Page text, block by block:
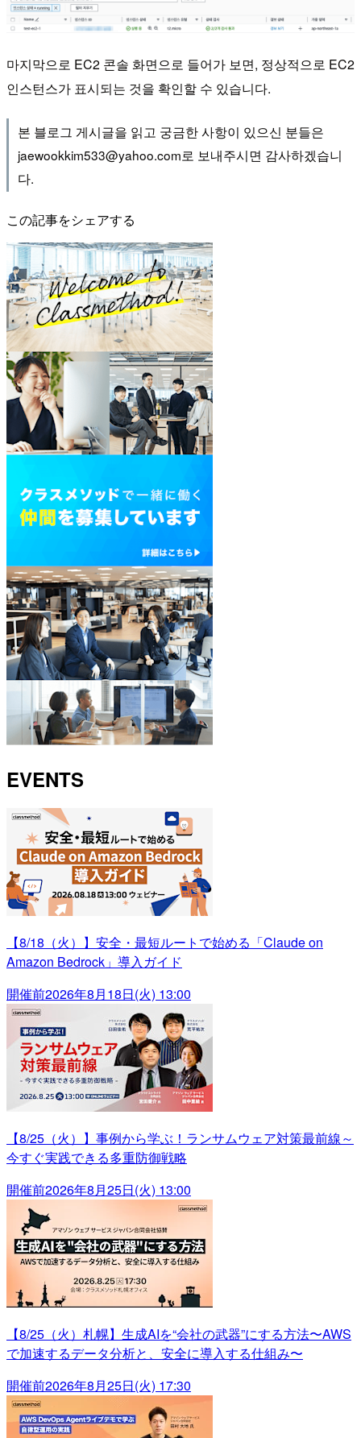
마지막으로 EC2 콘솔 화면으로 들어가 보면, 정상적으로 EC2
인스턴스가 표시되는 것을 확인할 수 있습니다.
본 블로그 게시글을 읽고 궁금한 사항이 있으신 분들은
jaewookkim533@yahoo.com로 보내주시면 감사하겠습니
다.
この記事をシェアする
EVENTS
【8/18（火）】安全・最短ルートで始める「Claude on
Amazon Bedrock」導入ガイド
開催前2026年8月18日(火) 13:00
【8/25（火）】事例から学ぶ！ランサムウェア対策最前線～
今すぐ実践できる多重防御戦略
開催前2026年8月25日(火) 13:00
【8/25（火）札幌】生成AIを“会社の武器”にする方法〜AWS
で加速するデータ分析と、安全に導入する仕組み〜
開催前2026年8月25日(火) 17:30